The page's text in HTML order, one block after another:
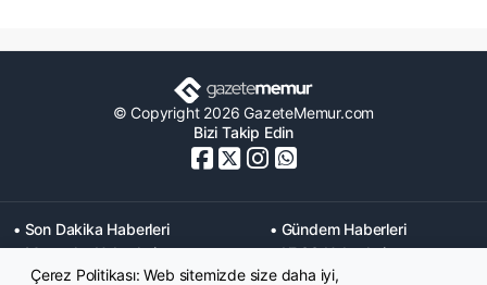
© Copyright 2026 GazeteMemur.com
Bizi Takip Edin
• Son Dakika Haberleri
• Gündem Haberleri
• Memurlar Haberleri
• KPSS Haberleri
• Ekonomi Haberleri
• Eğitim Haberleri
Çerez Politikası: Web sitemizde size daha iyi,